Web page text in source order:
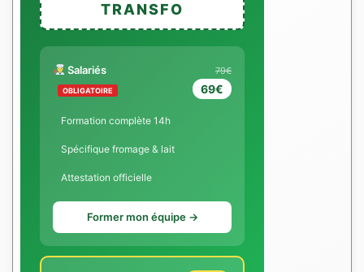
TRANSFO
Salariés
OBLIGATOIRE
79€
69€
Formation complète 14h
Spécifique fromage & lait
Attestation officielle
Former mon équipe →